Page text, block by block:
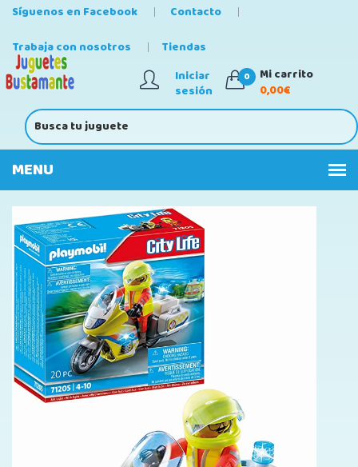
Síguenos en Facebook
Contacto
Trabaja con nosotros
Tiendas
Iniciar
sesión
0
Mi carrito
0,00€